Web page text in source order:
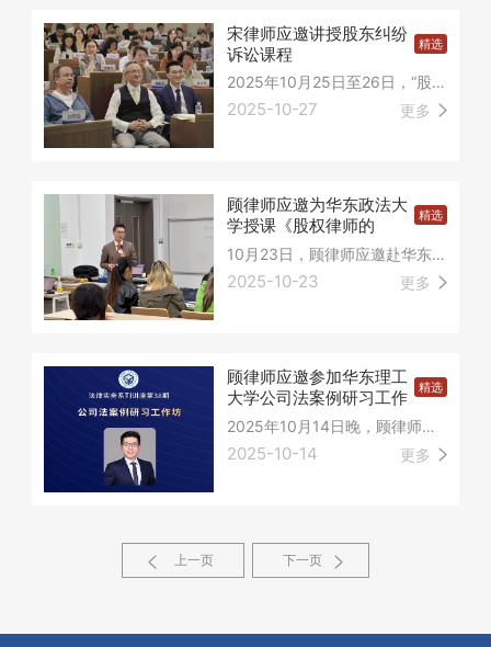
精选
宋律师应邀讲授股东纠纷
诉讼课程
2025年10月25日至26日，“股东纠纷诉讼技术与策略”第十六期实战训练营在上海顺利举行。
2025-10-27 更多
精选
顾律师应邀为华东政法大
学授课《股权律师的
4+1》
10月23日，顾律师应邀赴华东政法大学授课，为同学分享《股权律师的4+1》。
2025-10-23 更多
精选
顾律师应邀参加华东理工
大学公司法案例研习工作
坊
2025年10月14日晚，顾律师应邀参加华东理工大学举办的公司法案例研习工作坊。
2025-10-14 更多
上一页 下一页